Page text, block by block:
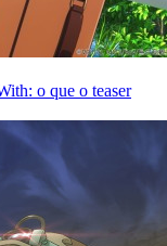
o que o teaser